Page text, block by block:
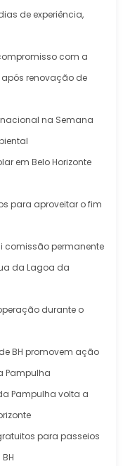
de experiência,
com a
renovação de
na Semana
em Belo Horizonte
para aproveitar o fim
comissão permanente
da Lagoa da
durante o
BH promovem ação
Pampulha
Pampulha volta a
para passeios